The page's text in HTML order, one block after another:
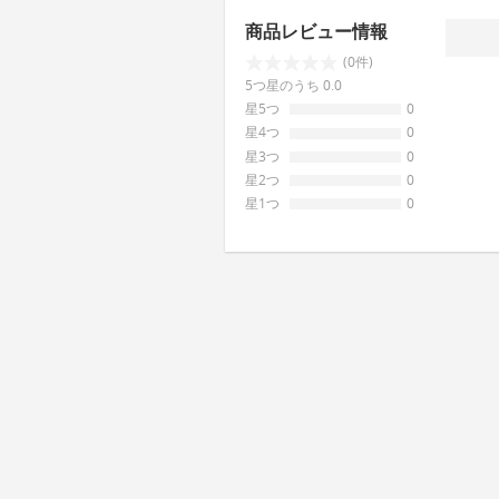
商品レビュー情報
(0件)
5つ星のうち 0.0
星5つ
0
星4つ
0
星3つ
0
星2つ
0
星1つ
0